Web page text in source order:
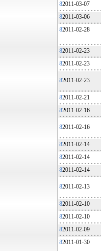
82011-03-07
82011-03-06
82011-02-28
82011-02-23
82011-02-23
82011-02-23
82011-02-21
82011-02-16
82011-02-16
82011-02-14
82011-02-14
82011-02-14
82011-02-13
82011-02-10
82011-02-10
82011-02-09
82011-01-30